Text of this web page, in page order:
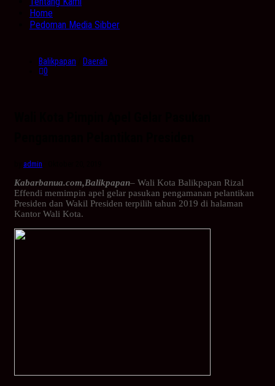
Home
Pedoman Media Sibber
Balikpapan
Daerah
0
admin
Kabarbanua.com,Balikpapan– Wali Kota Balikpapan Rizal
Effendi memimpin apel gelar pasukan pengamanan pelantikan
Presiden dan Wakil Presiden terpilih tahun 2019 di halaman
Kantor Wali Kota.